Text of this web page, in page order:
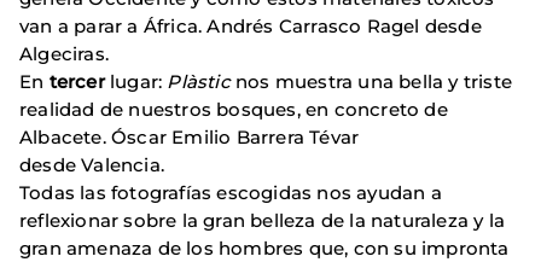
van a parar a África. Andrés Carrasco Ragel desde
Algeciras.
En tercer lugar: Plàsticnos muestra una bella y triste
realidad de nuestros bosques, en concreto de
Albacete. Óscar Emilio Barrera Tévar
desde Valencia.
Todas las fotografías escogidas nos ayudan a
reflexionar sobre la gran belleza de la naturaleza y la
gran amenaza de los hombres que, con su impronta